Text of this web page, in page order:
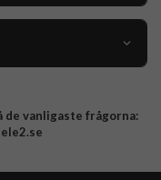
de vanligaste frågorna: